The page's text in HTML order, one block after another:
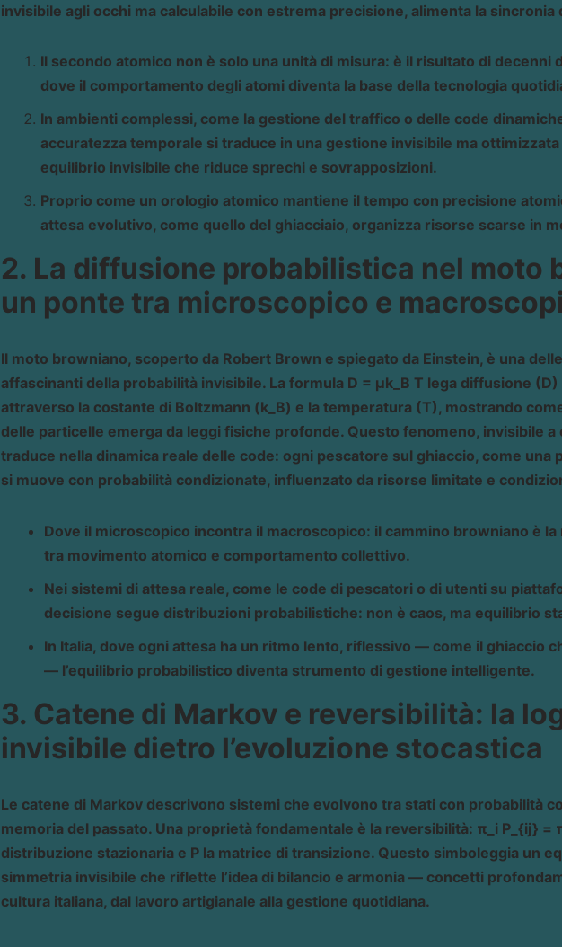
invisibile agli occhi ma calculabile con estrema precisione, alimenta la
Il secondo atomico non è solo una unità di misura: è il risultato di decenni
dove il comportamento degli atomi diventa la base della tecnologia
In ambienti complessi, come la gestione del traffico o delle code
accuratezza temporale si traduce in una gestione invisibile ma
equilibrio invisibile che riduce sprechi e sovrapposizioni.
Proprio come un orologio atomico mantiene il tempo con precisione
attesa evolutivo, come quello del ghiacciaio, organizza risorse scarse in
2. La diffusione probabilistica nel moto
un ponte tra microscopico e
Il moto browniano, scoperto da Robert Brown e spiegato da Einstein, è una
affascinanti della probabilità invisibile. La formula D = μk_B T lega diffusione
attraverso la costante di Boltzmann (k_B) e la temperatura (T), mostrando
delle particelle emerga da leggi fisiche profonde. Questo fenomeno, invisibile a
traduce nella dinamica reale delle code: ogni pescatore sul ghiaccio, come una
si muove con probabilità condizionate, influenzato da risorse limitate e
Dove il microscopico incontra il macroscopico: il cammino browniano è
tra movimento atomico e comportamento collettivo.
Nei sistemi di attesa reale, come le code di pescatori o di utenti su
decisione segue distribuzioni probabilistiche: non è caos, ma equilibrio
In Italia, dove ogni attesa ha un ritmo lento, riflessivo — come il ghiaccio
— l’equilibrio probabilistico diventa strumento di gestione intelligente.
3. Catene di Markov e reversibilità: la
invisibile dietro l’evoluzione stocastica
Le catene di Markov descrivono sistemi che evolvono tra stati con probabilità
memoria del passato. Una proprietà fondamentale è la reversibilità: π_i P_{ij} =
distribuzione stazionaria e P la matrice di transizione. Questo simboleggia un
simmetria invisibile che riflette l’idea di bilancio e armonia — concetti
cultura italiana, dal lavoro artigianale alla gestione quotidiana.